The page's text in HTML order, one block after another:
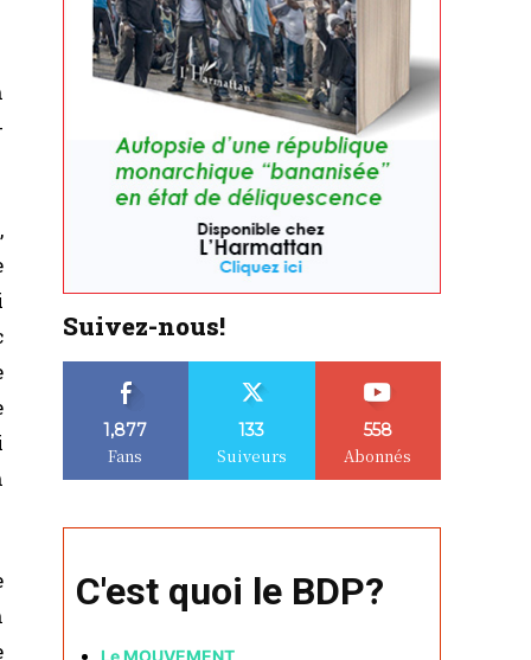
Suivez-nous!
1,877
Fans
133
Suiveurs
558
Abonnés
C'est quoi le BDP?
Le MOUVEMENT